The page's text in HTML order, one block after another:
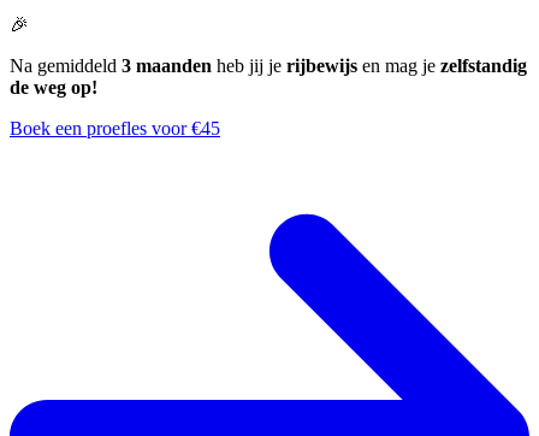
🎉
Na gemiddeld 3 maanden heb jij je rijbewijs en mag je zelfstandig
de weg op!
Boek een proefles voor €45